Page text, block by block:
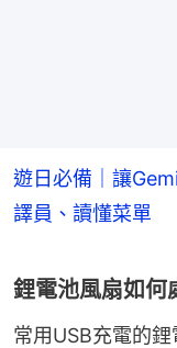
遊日必備｜讓
譯員、讀懂菜單
鋰電池風扇如何
常用USB充電的